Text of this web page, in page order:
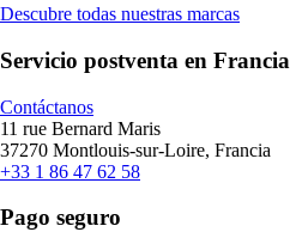
Descubre todas nuestras marcas
Servicio postventa en Francia
Contáctanos
11 rue Bernard Maris
37270 Montlouis-sur-Loire, Francia
+33 1 86 47 62 58
Pago seguro